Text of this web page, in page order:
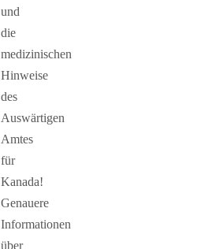
und
die
medizinischen
Hinweise
des
Auswärtigen
Amtes
für
Kanada!
Genauere
Informationen
über